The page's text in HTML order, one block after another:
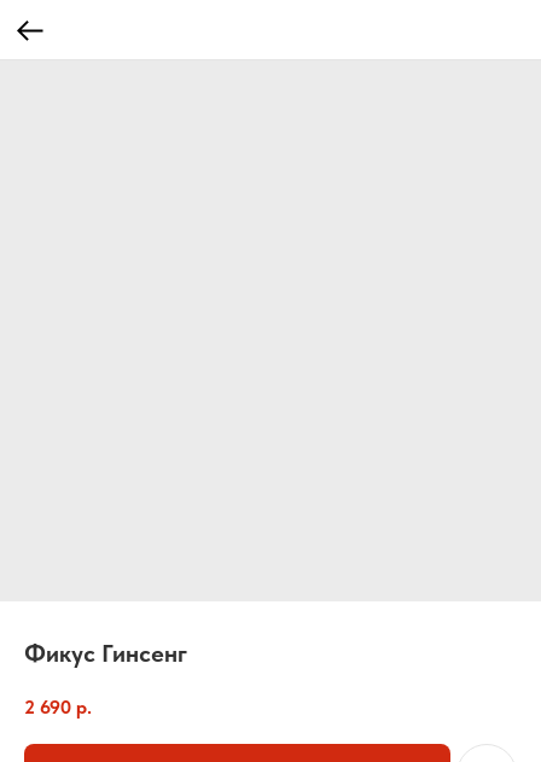
Фикус Гинсенг
2 690 р.